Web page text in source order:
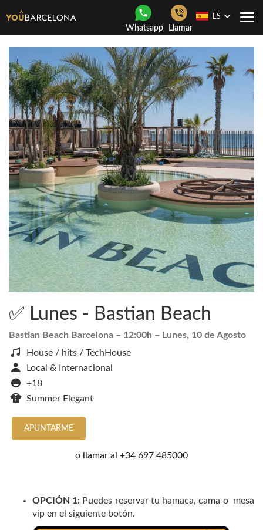
Whatsapp Llamar
ES
✅ Lunes - Bastian Beach
Bastian Beach Barcelona – 12:00h – Lunes, 10 de Agosto
House / hits / TechHouse
Local & Internacional
+18
Summer Elegant
APUNTARME
o llamar al +34 697 485000
OPCIÓN 1: Puedes reservar tu hamaca, cama o mesa
vip en el siguiente botón.